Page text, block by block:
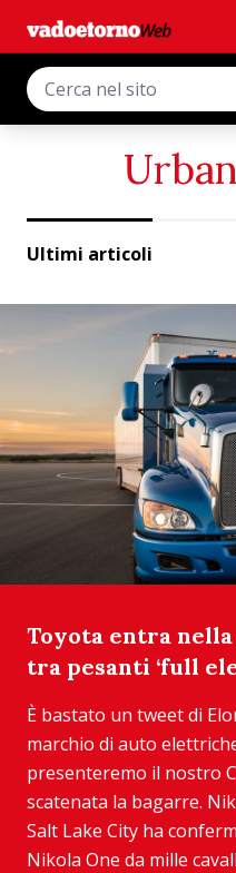
Ultimi articoli
Toyota entra
tra pesanti ‘full
È bastato un tweet di
marchio di auto
presenteremo il nostro
scatenata la bagarre.
Salt Lake City ha
Nikola One da mille